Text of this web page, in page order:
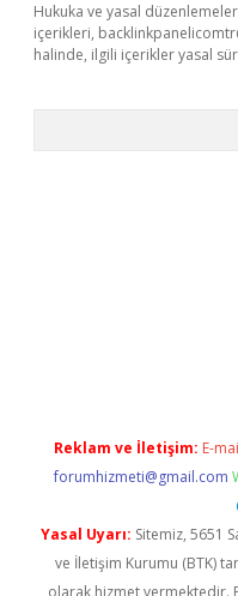
Hukuka ve yasal
içerikleri,
halinde, ilgili içerikler yasal
Reklam ve İletişim: E-
forumhizmeti@gmail.com
Yasal Uyarı: Sitemiz, 5651
ve İletişim Kurumu (BTK)
olarak hizmet vermektedir.